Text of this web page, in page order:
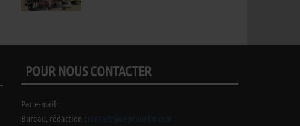
POUR NOUS CONTACTER
Par e-mail :
Bureau, rédaction : contact@neptunefm.com